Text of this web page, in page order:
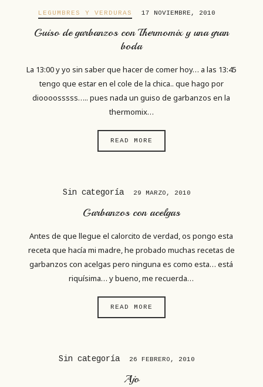
LEGUMBRES Y VERDURAS 17 NOVIEMBRE, 2010
Guiso de garbanzos con Thermomix y una gran
boda
La 13:00 y yo sin saber que hacer de comer hoy… a las 13:45
tengo que estar en el cole de la chica.. que hago por
dioooosssss….. pues nada un guiso de garbanzos en la
thermomix…
READ MORE
Sin categoría 29 MARZO, 2010
Garbanzos con acelgas
Antes de que llegue el calorcito de verdad, os pongo esta
receta que hacía mi madre, he probado muchas recetas de
garbanzos con acelgas pero ninguna es como esta… está
riquísima… y bueno, me recuerda…
READ MORE
Sin categoría 26 FEBRERO, 2010
Ajo